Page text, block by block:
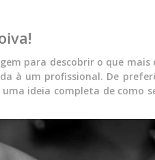
para descobrir o que mais
à um profissional. De
ideia completa de como